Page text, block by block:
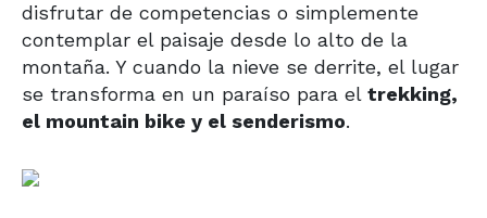
disfrutar de competencias o simplemente
contemplar el paisaje desde lo alto de la
montaña. Y cuando la nieve se derrite, el lugar
se transforma en un paraíso para el trekking,
el mountain bike y el senderismo.